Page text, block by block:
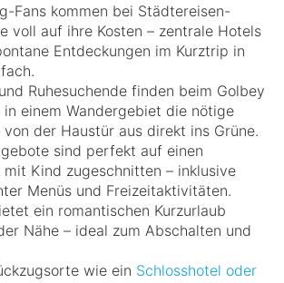
Fans kommen bei Städtereisen-
voll auf ihre Kosten – zentrale Hotels
Entdeckungen im Kurztrip in
Ruhesuchende finden beim Golbey
in einem Wandergebiet die nötige
von der Haustür aus direkt ins Grüne.
sind perfekt auf einen
mit Kind zugeschnitten – inklusive
Menüs und Freizeitaktivitäten.
ein romantischen Kurzurlaub
Nähe – ideal zum Abschalten und
wie ein Schlosshotel oder